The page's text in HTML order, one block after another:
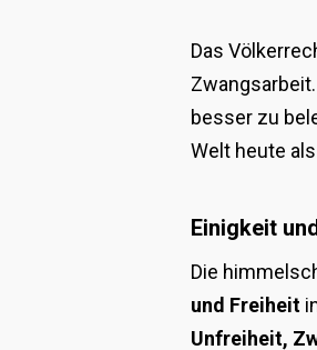
Das
besser zu
Welt heute
Einigkeit
Die
und Freiheit
Unfreiheit,